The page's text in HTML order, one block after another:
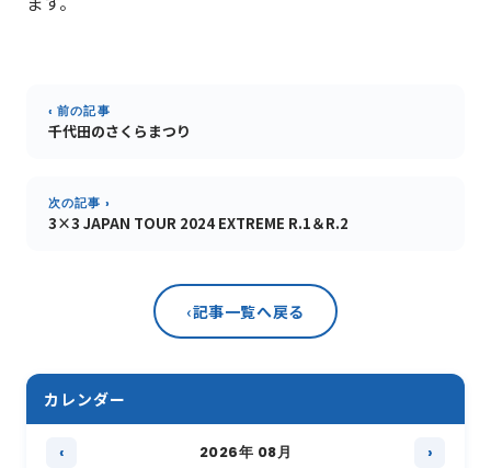
‹ 前の記事
千代田のさくらまつり
次の記事 ›
3×3 JAPAN TOUR 2024 EXTREME R.1＆R.2
‹記事一覧へ戻る
カレンダー
‹ 2026年 08月 ›